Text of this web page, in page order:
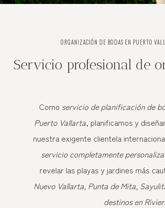
ORGANIZACIÓN DE BODAS EN PUERTO
Servicio profesional de
Como servicio de planificación de
Puerto Vallarta, planificamos y
nuestra exigente clientela
servicio completamente
revelar las playas y jardines más
Nuevo Vallarta, Punta de Mita,
destinos en